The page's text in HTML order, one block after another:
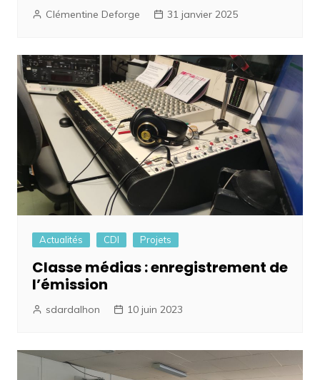
Clémentine Deforge 31 janvier 2025
Actualités CDI Projets
Classe médias : enregistrement de
l’émission
sdardalhon 10 juin 2023